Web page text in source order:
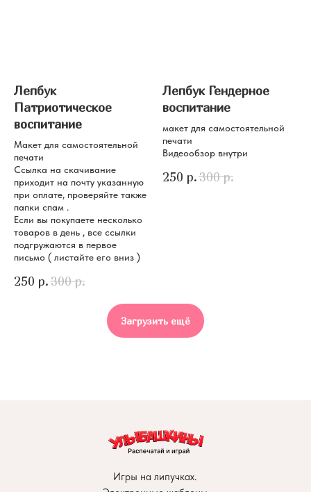
Лепбук
Патриотическое
воспитание
Макет для самостоятельной
печати
Ссылка на скачивание
приходит на почту указанную
при оплате, проверяйте также
папки спам .
Если вы покупаете несколько
товаров в день , все ссылки
подгружаются в первое
письмо ( листайте его вниз )
250 р.300 р.
Лепбук Гендерное
воспитание
макет для самостоятельной
печати
Видеообзор внутри
250 р.300 р.
Загрузить ещё
Игры на липучках.